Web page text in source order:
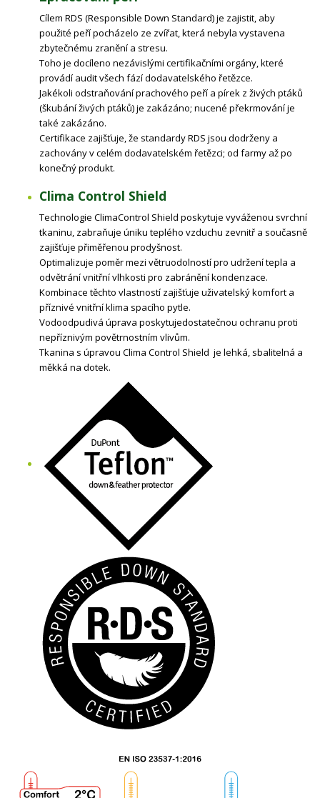
Cílem RDS (Responsible Down Standard) je zajistit, aby
použité peří pocházelo ze zvířat, která nebyla vystavena
zbytečnému zranění a stresu.
Toho je docíleno nezávislými certifikačními orgány, které
provádí audit všech fází dodavatelského řetězce.
Jakékoli odstraňování prachového peří a pírek z živých ptáků
(škubání živých ptáků) je zakázáno; nucené překrmování je
také zakázáno.
Certifikace zajišťuje, že standardy RDS jsou dodrženy a
zachovány v celém dodavatelském řetězci; od farmy až po
konečný produkt.
Clima Control Shield
Technologie ClimaControl Shield poskytuje vyváženou svrchní
tkaninu, zabraňuje úniku teplého vzduchu zevnitř a současně
zajišťuje přiměřenou prodyšnost.
Optimalizuje poměr mezi větruodolností pro udržení tepla a
odvětrání vnitřní vlhkosti pro zabránění kondenzace.
Kombinace těchto vlastností zajišťuje uživatelský komfort a
příznivé vnitřní klima spacího pytle.
Vodoodpudivá úprava poskytujedostatečnou ochranu proti
nepříznivým povětrnostním vlivům.
Tkanina s úpravou Clima Control Shield je lehká, sbalitelná a
měkká na dotek.